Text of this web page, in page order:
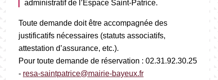
administratif de l’Espace Saint-Patrice.
Toute demande doit être accompagnée des
justificatifs nécessaires (statuts associatifs,
attestation d’assurance, etc.).
Pour toute demande de réservation : 02.31.92.30.25
- resa-saintpatrice@mairie-bayeux.fr